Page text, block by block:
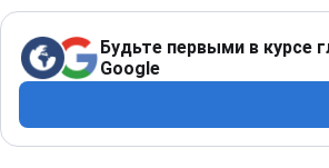
Будьте первыми в курсе
Google